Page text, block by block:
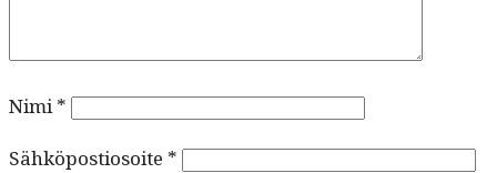
Nimi*
Sähköpostiosoite *